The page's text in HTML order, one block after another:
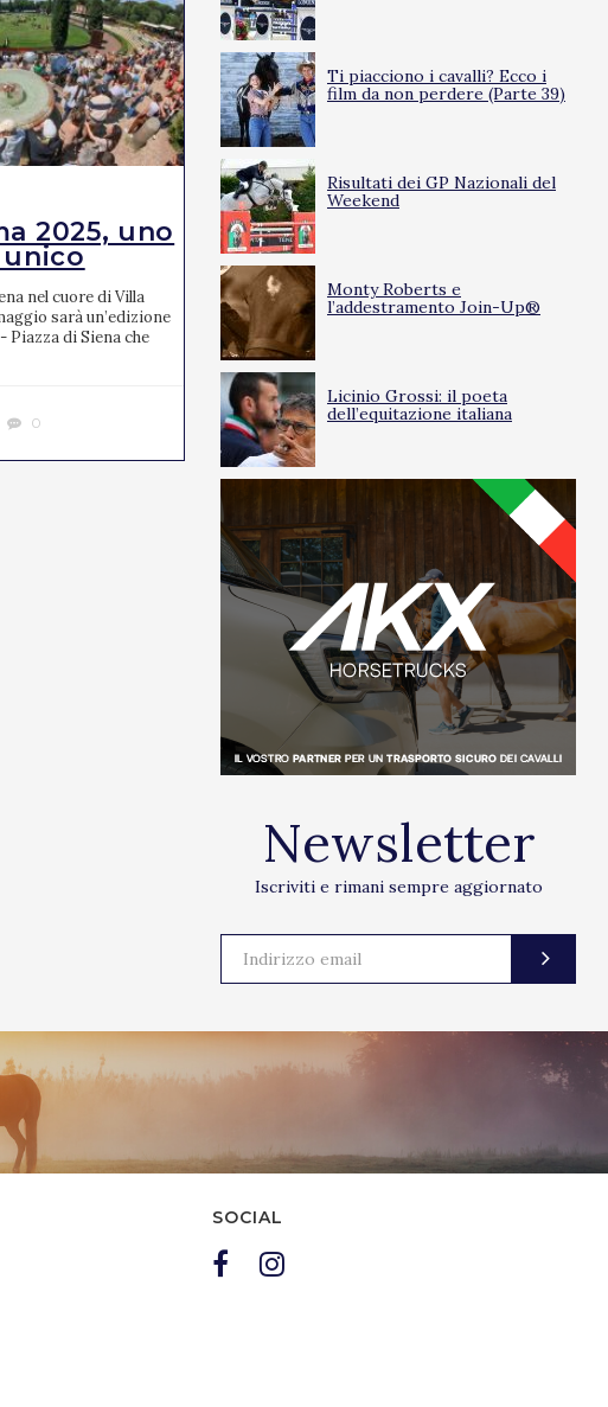
2025, uno
nel cuore di Villa
sarà un’edizione
Piazza di Siena che
0
EVENTI
Tante le novità per
l’edizione...
I Campionati Italiani Assoluti di salto ostacoli
2025, che si terranno a Cervia dal 17 al 20
aprile, promettono un'edizione ricca di
novità. L’e...
24/03/2025 0
Ti piacciono i cavalli? Ecco i
film da non perdere (Parte 39)
Risultati dei GP Nazionali del
Weekend
Monty Roberts e
l’addestramento Join-Up®
Licinio Grossi: il poeta
dell’equitazione italiana
Newsletter
Iscriviti e rimani sempre aggiornato
SOCIAL